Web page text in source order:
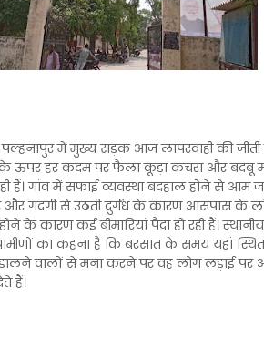
में मुख्य सड़क आज लापरवाही की जीती
हर कदम पर फैला कूड़ा कचरा और बदबू
हैं। गांव में सफाई व्यवस्था बदहाल होने से आम
गंदगी से उठती दुर्गंध के कारण आसपास के
के कारण कई बीमारियां पैदा हो रही हैं।
का कहना है कि बरसात के समय यहां
वालों से मना करने पर वह लोग लड़ाई पर
हैं।